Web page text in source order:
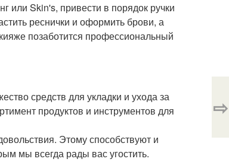
или Skin's, привести в порядок ручки
реснички и оформить брови, а
позаботится профессиональный
средств для укладки и ухода за
продуктов и инструментов для
Этому способствуют и
мы всегда рады вас угостить.
⇨